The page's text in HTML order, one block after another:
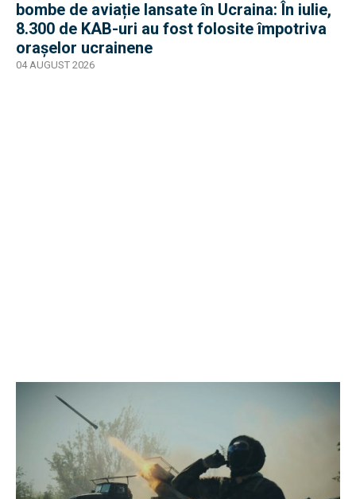
bombe de aviație lansate în Ucraina: În iulie,
8.300 de KAB-uri au fost folosite împotriva
orașelor ucrainene
04 AUGUST 2026